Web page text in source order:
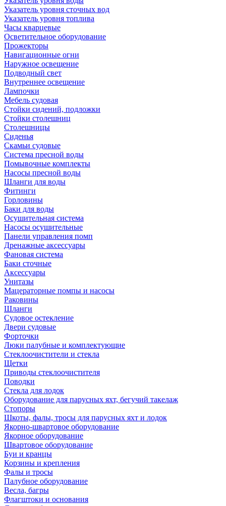
Указатель уровня сточных вод
Указатель уровня топлива
Часы кварцевые
Осветительное оборудование
Прожекторы
Навигационные огни
Наружное освещение
Подводный свет
Внутреннее освещение
Лампочки
Мебель судовая
Стойки сидений, подложки
Стойки столешниц
Столешницы
Сиденья
Скамьи судовые
Система пресной воды
Помывочные комплекты
Насосы пресной воды
Шланги для воды
Фитинги
Горловины
Баки для воды
Осушительная система
Насосы осушительные
Панели управления помп
Дренажные аксессуары
Фановая система
Баки сточные
Аксессуары
Унитазы
Мацераторные помпы и насосы
Раковины
Шланги
Судовое остекление
Двери судовые
Форточки
Люки палубные и комплектующие
Стеклоочистители и стекла
Щетки
Приводы стеклоочистителя
Поводки
Стекла для лодок
Оборудование для парусных яхт, бегучий такелаж
Стопоры
Шкоты, фалы, тросы для парусных яхт и лодок
Якорно-швартовое оборудование
Якорное оборудование
Швартовое оборудование
Буи и кранцы
Корзины и крепления
Фалы и тросы
Палубное оборудование
Весла, багры
Флагштоки и основания